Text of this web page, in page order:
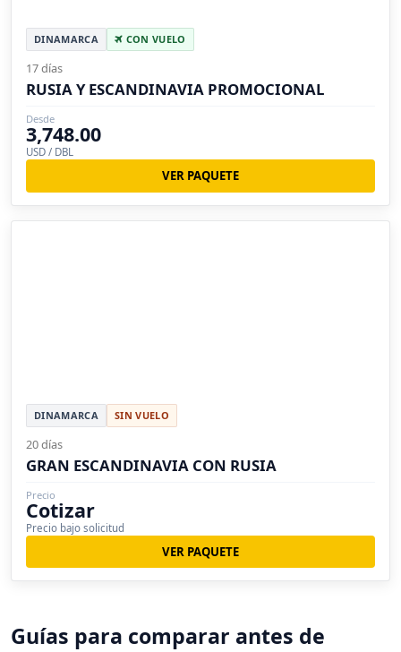
DINAMARCA CON VUELO
17 días
RUSIA Y ESCANDINAVIA PROMOCIONAL
Desde
3,748.00
USD / DBL
VER PAQUETE
DINAMARCA SIN VUELO
20 días
GRAN ESCANDINAVIA CON RUSIA
Precio
Cotizar
Precio bajo solicitud
VER PAQUETE
Guías para comparar antes de